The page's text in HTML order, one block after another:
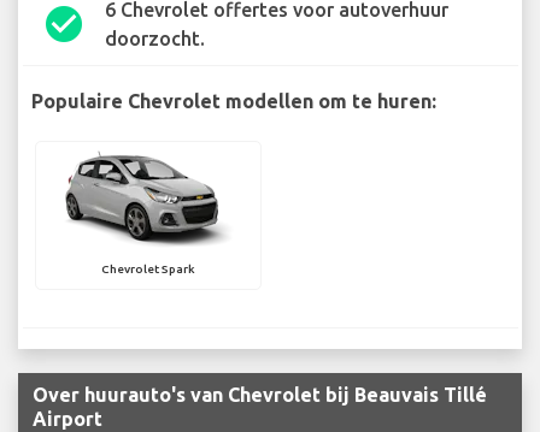
check_circle
6 Chevrolet offertes voor autoverhuur
doorzocht.
Populaire Chevrolet modellen om te huren:
Chevrolet Spark
Over huurauto's van Chevrolet bij Beauvais Tillé
Airport